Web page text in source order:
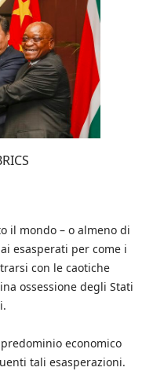
il mondo – o almeno di
esasperati per come i
con le caotiche
ossessione degli Stati
economico
tali esasperazioni.